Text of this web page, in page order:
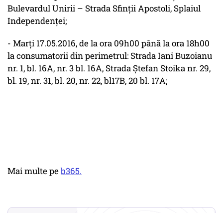
Bulevardul Unirii – Strada Sfinții Apostoli, Splaiul
Independenței;
- Marți 17.05.2016, de la ora 09h00 până la ora 18h00
la consumatorii din perimetrul: Strada Iani Buzoianu
nr. 1, bl. 16A, nr. 3 bl. 16A, Strada Ștefan Stoika nr. 29,
bl. 19, nr. 31, bl. 20, nr. 22, bl17B, 20 bl. 17A;
Mai multe peb365.